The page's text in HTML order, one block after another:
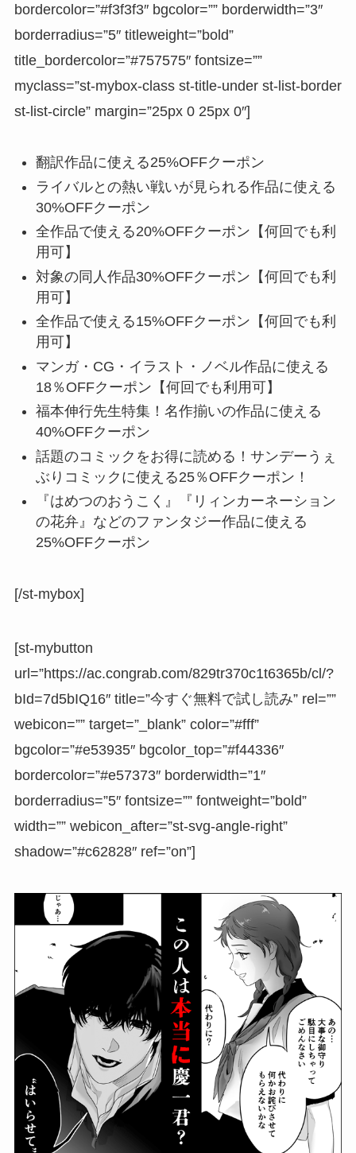
bordercolor=”#f3f3f3″ bgcolor=”” borderwidth=”3″
borderradius=”5″ titleweight=”bold”
title_bordercolor=”#757575″ fontsize=””
myclass=”st-mybox-class st-title-under st-list-border
st-list-circle” margin=”25px 0 25px 0″]
翻訳作品に使える25%OFFクーポン
ライバルとの熱い戦いが見られる作品に使える
30%OFFクーポン
全作品で使える20%OFFクーポン【何回でも利
用可】
対象の同人作品30%OFFクーポン【何回でも利
用可】
全作品で使える15%OFFクーポン【何回でも利
用可】
マンガ・CG・イラスト・ノベル作品に使える
18％OFFクーポン【何回でも利用可】
福本伸行先生特集！名作揃いの作品に使える
40%OFFクーポン
話題のコミックをお得に読める！サンデーうぇ
ぶりコミックに使える25％OFFクーポン！
『はめつのおうこく』『リィンカーネーション
の花弁』などのファンタジー作品に使える
25%OFFクーポン
[/st-mybox]
[st-mybutton
url=”https://ac.congrab.com/829tr370c1t6365b/cl/?
bId=7d5bIQ16″ title=”今すぐ無料で試し読み” rel=””
webicon=”” target=”_blank” color=”#fff”
bgcolor=”#e53935″ bgcolor_top=”#f44336″
bordercolor=”#e57373″ borderwidth=”1″
borderradius=”5″ fontsize=”” fontweight=”bold”
width=”” webicon_after=”st-svg-angle-right”
shadow=”#c62828″ ref=”on”]